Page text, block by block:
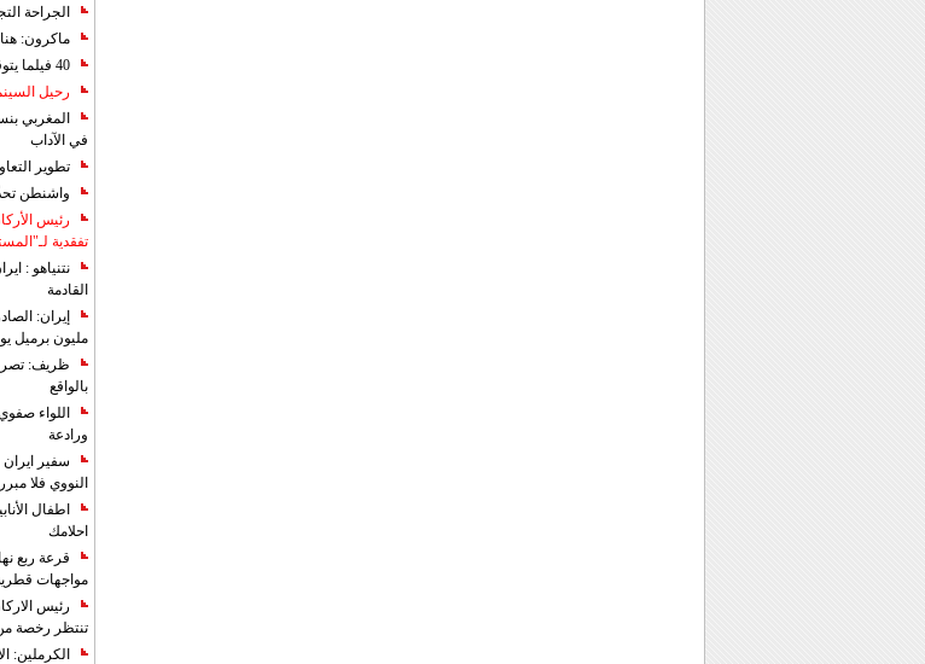
الجراحة
ماكرون:
40 فيلما يتوقع عرضها في مهرجان كان 2019
رحيل
المغربي
في الآداب
تطوير
واشنطن
رئيس
تفقدية
نتنياهو :
القادمة
مليون برميل
ظريف:
بالواقع
اللواء
ورادعة
سفير
النووي فلا
اطفال
احلامك
قرعة ربع
مواجهات
رئيس
تنتظر رخصة من
الكرملين: